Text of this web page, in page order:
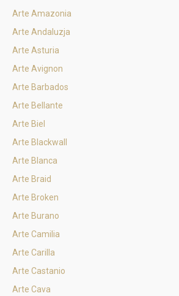
Arte Amazonia
Arte Andaluzja
Arte Asturia
Arte Avignon
Arte Barbados
Arte Bellante
Arte Biel
Arte Blackwall
Arte Blanca
Arte Braid
Arte Broken
Arte Burano
Arte Camilia
Arte Carilla
Arte Castanio
Arte Cava